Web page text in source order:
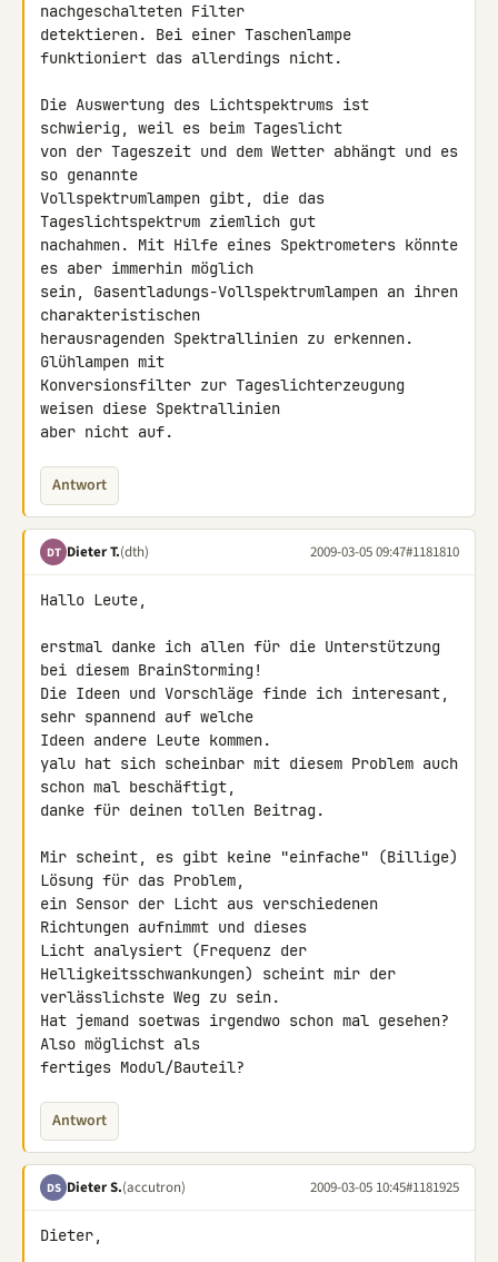
nachgeschalteten Filter
detektieren. Bei einer Taschenlampe
funktioniert das allerdings nicht.
Die Auswertung des Lichtspektrums ist
schwierig, weil es beim Tageslicht
von der Tageszeit und dem Wetter abhängt und es
so genannte
Vollspektrumlampen gibt, die das
Tageslichtspektrum ziemlich gut
nachahmen. Mit Hilfe eines Spektrometers könnte
es aber immerhin möglich
sein, Gasentladungs-Vollspektrumlampen an ihren
charakteristischen
herausragenden Spektrallinien zu erkennen.
Glühlampen mit
Konversionsfilter zur Tageslichterzeugung
weisen diese Spektrallinien
aber nicht auf.
Antwort
DT Dieter T.(dth) 2009-03-05 09:47#1181810
Hallo Leute,
erstmal danke ich allen für die Unterstützung
bei diesem BrainStorming!
Die Ideen und Vorschläge finde ich interesant,
sehr spannend auf welche
Ideen andere Leute kommen.
yalu hat sich scheinbar mit diesem Problem auch
schon mal beschäftigt,
danke für deinen tollen Beitrag.
Mir scheint, es gibt keine "einfache" (Billige)
Lösung für das Problem,
ein Sensor der Licht aus verschiedenen
Richtungen aufnimmt und dieses
Licht analysiert (Frequenz der
Helligkeitsschwankungen) scheint mir der
verlässlichste Weg zu sein.
Hat jemand soetwas irgendwo schon mal gesehen?
Also möglichst als
fertiges Modul/Bauteil?
Antwort
DS Dieter S.(accutron) 2009-03-05 10:45#1181925
Dieter,